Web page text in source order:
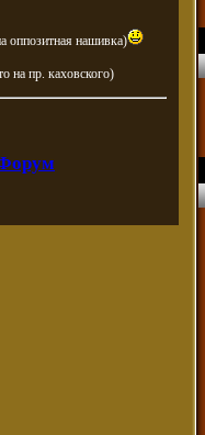
оппозитная нашивка)
на пр. каховского)